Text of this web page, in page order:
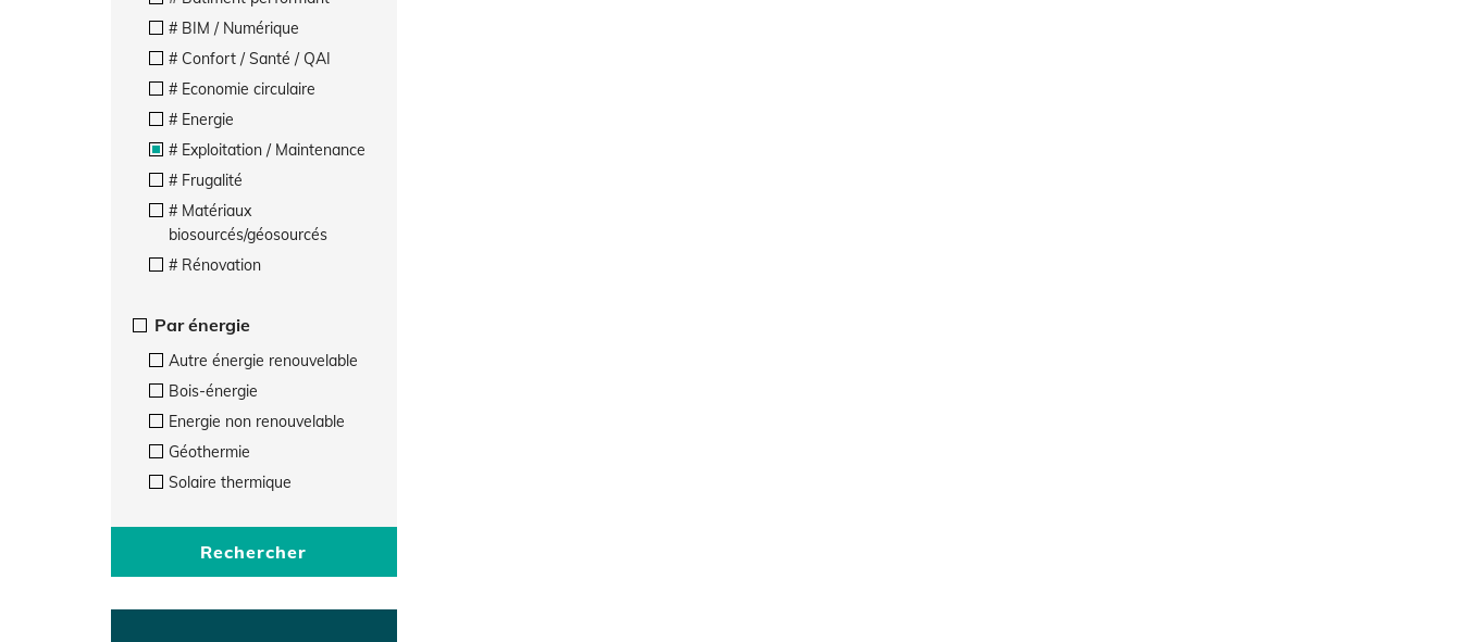
# BIM / Numérique
# Confort / Santé / QAI
# Economie circulaire
# Energie
# Exploitation / Maintenance
# Frugalité
# Matériaux
biosourcés/géosourcés
# Rénovation
Par énergie
Autre énergie renouvelable
Bois-énergie
Energie non renouvelable
Géothermie
Solaire thermique
Rechercher